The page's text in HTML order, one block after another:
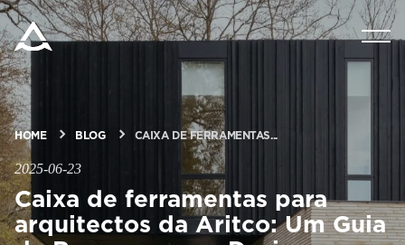
PRODUTOS
TECNOLOGIA
BLOG E NOTÍCIAS
SOBRE A ARITCO
HOME BLOG CAIXA DE FERRAMENTAS...
2025-06-23
Caixa de ferramentas para
arquitectos da Aritco: Um Guia